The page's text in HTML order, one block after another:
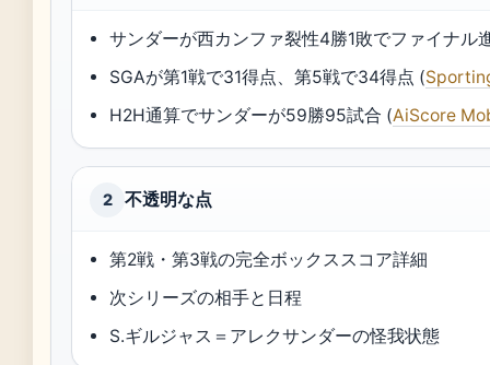
サンダーが西カンファ裂性4勝1敗でファイナル
SGAが第1戦で31得点、第5戦で34得点 (
H2H通算でサンダーが59勝95試合 (AiScore
2 不透明な点
第2戦・第3戦の完全ボックススコア詳細
次シリーズの相手と日程
S.ギルジャス＝アレクサンダーの怪我状態